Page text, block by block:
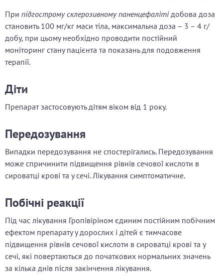
При підгострому склерозивному паненцефалітідобова доза
становить 100 мг/кг маси тіла, максимальна доза – 3 – 4 г/
добу, при цьому необхідно проводити постійний
моніторинг стану пацієнта та показань для подовження
терапії.
Діти
Препарат застосовують дітям віком від 1 року.
Передозування
Випадки передозування не спостерігались. Передозування
може спричинити підвищення рівнів сечової кислоти в
сироватці крові та у сечі. Лікування симптоматичне.
Побічні реакції
Під час лікування Гропівіріном єдиним постійним побічним
ефектом препарату у дорослих і дітей є тимчасове
підвищення рівнів сечової кислоти в сироватці крові та у
сечі, які повертаються до початкових нормальних значень
за кілька днів після закінчення лікування.